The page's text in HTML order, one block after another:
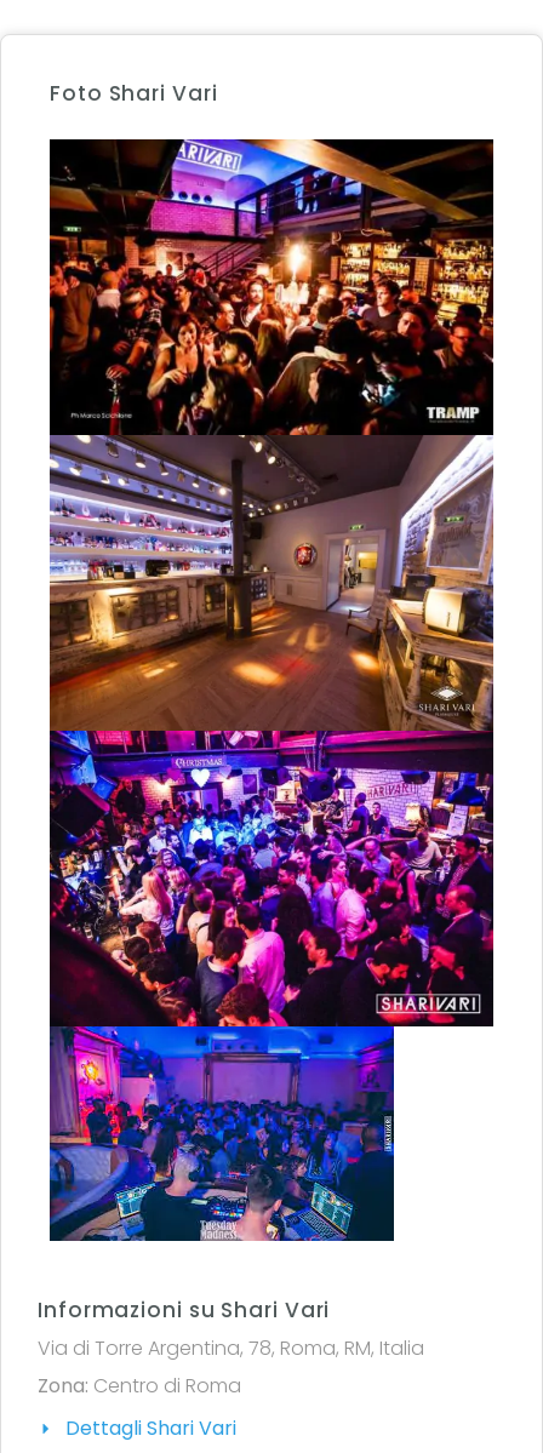
Foto Shari Vari
Informazioni su Shari Vari
Via di Torre Argentina, 78, Roma, RM, Italia
Zona: Centro di Roma
Dettagli Shari Vari